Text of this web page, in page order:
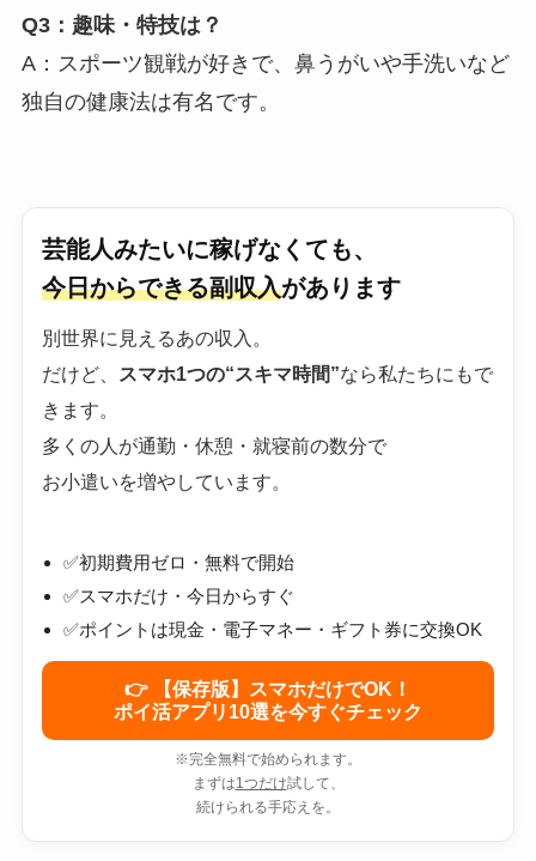
Q3：趣味・特技は？
A：スポーツ観戦が好きで、鼻うがいや手洗いなど
独自の健康法は有名です。
芸能人みたいに稼げなくても、
今日からできる副収入があります
別世界に見えるあの収入。
だけど、
スマホ1つの“スキマ時間”なら私たちにもで
きます。
多くの人が通勤・休憩・就寝前の数分で
お小遣いを増やしています。
✅初期費用ゼロ・無料で開始
✅スマホだけ・今日からすぐ
✅ポイントは現金・電子マネー・ギフト券に交換OK
👉 【保存版】スマホだけでOK！
ポイ活アプリ10選を今すぐチェック
※完全無料で始められます。
まずは1つだけ試して、
続けられる手応えを。